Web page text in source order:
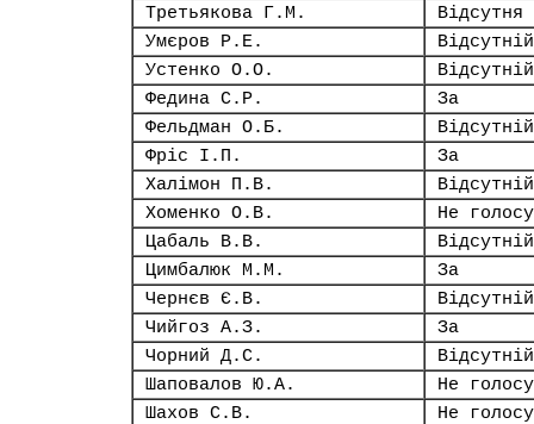
Третьякова Г.М.
Відсутня
Умєров Р.Е.
Відсутній
Устенко О.О.
Відсутній
Федина С.Р.
За
Фельдман О.Б.
Відсутній
Фріс І.П.
За
Халімон П.В.
Відсутній
Хоменко О.В.
Не
Цабаль В.В.
Відсутній
Цимбалюк М.М.
За
Чернєв Є.В.
Відсутній
Чийгоз А.З.
За
Чорний Д.С.
Відсутній
Шаповалов Ю.А.
Не
Шахов С.В.
Не